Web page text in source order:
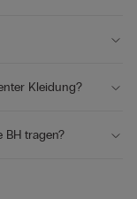
Kleidung?
BH tragen?